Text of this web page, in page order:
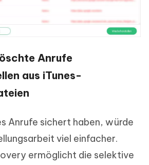
Anrufe
aus iTunes-
Anrufe sichert haben, würde
viel einfacher.
ermöglicht die selektive